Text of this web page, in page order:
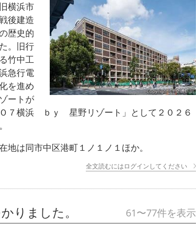
横浜市
後建造
歴史的
。旧行
竹中工
急行電
を進め
ートが
７横浜 ｂｙ 星野リゾート」として２０２６
地は同市中区港町１ノ１ノ１ほか。
全文読むにはログインしてください
りました。 61〜77件を表示